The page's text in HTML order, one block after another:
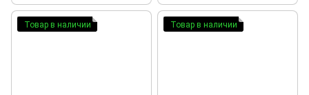
Товар в наличии Товар в наличии